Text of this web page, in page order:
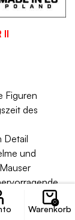
0
Warenkorb
II
Figuren
des
Detail
und
eine tolle